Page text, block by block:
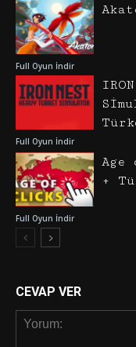
Full Oyun İndir
Full Oyun İndir
Full Oyun İndir
+
CEVAP VER